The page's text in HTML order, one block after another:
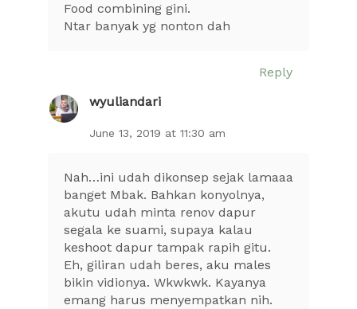
Food combining gini.
Ntar banyak yg nonton dah
Reply
wyuliandari
June 13, 2019 at 11:30 am
Nah…ini udah dikonsep sejak lamaaa
banget Mbak. Bahkan konyolnya,
akutu udah minta renov dapur
segala ke suami, supaya kalau
keshoot dapur tampak rapih gitu.
Eh, giliran udah beres, aku males
bikin vidionya. Wkwkwk. Kayanya
emang harus menyempatkan nih.